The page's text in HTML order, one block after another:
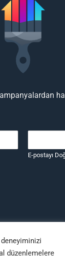
E-postayı
Digital
düzenlemelere